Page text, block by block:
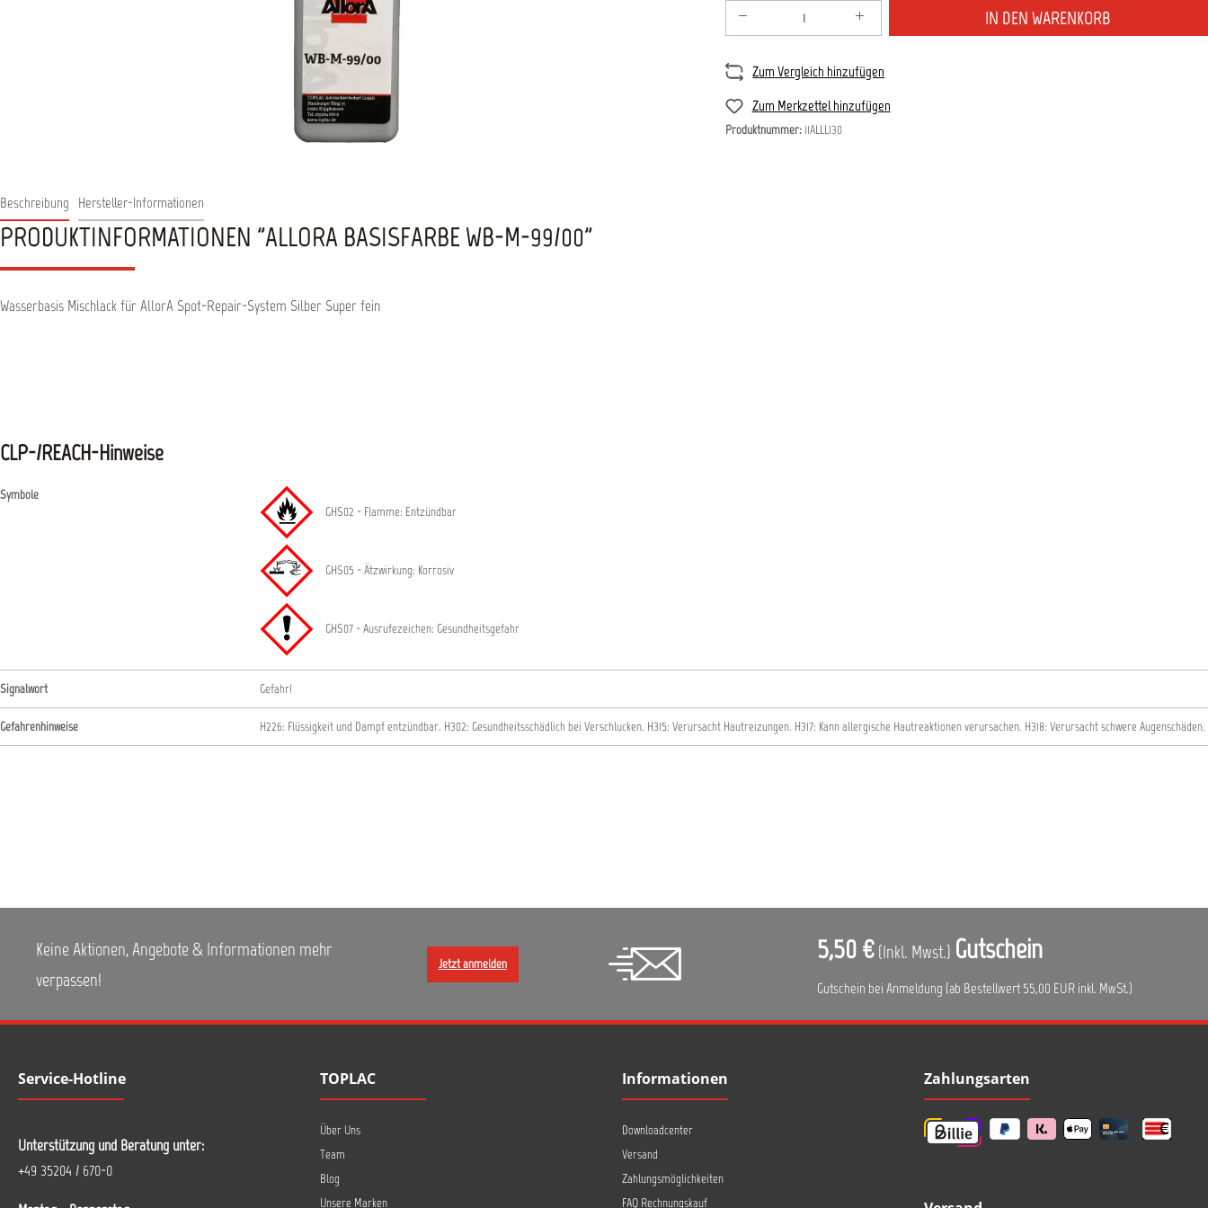
Produkt Anzahl: Gib den gewünschten Wert ein oder benutze
IN DEN WARENKORB
Zum Vergleich hinzufügen
Zum Merkzettel hinzufügen
Produktnummer: 11ALLL130
Beschreibung Hersteller-Informationen
PRODUKTINFORMATIONEN "ALLORA BASISFARBE WB-M-99/00"
Wasserbasis Mischlack für AllorA Spot-Repair-System Silber Super fein
CLP-/REACH-Hinweise
Symbole
GHS02 - Flamme: Entzündbar
GHS05 - Ätzwirkung: Korrosiv
GHS07 - Ausrufezeichen: Gesundheitsgefahr
Signalwort Gefahr!
Gefahrenhinweise H226: Flüssigkeit und Dampf entzündbar. H302: Gesundheitsschädlich bei Verschlucken. H315: Verursacht Hautreizungen. H317: Kann allergische Hautreaktionen verursachen. H318: Verursacht schwere Augenschäden.
Keine Aktionen, Angebote & Informationen mehr
verpassen!
Jetzt anmelden 5,50 € (Inkl. Mwst.) Gutschein
Gutschein bei Anmeldung (ab Bestellwert 55,00 EUR inkl. MwSt.)
Service-Hotline
Unterstützung und Beratung unter:
+49 35204 / 670-0
TOPLAC
Über Uns
Team
Blog
Unsere Marken
Informationen
Downloadcenter
Versand
Zahlungsmöglichkeiten
FAQ Rechnungskauf
Zahlungsarten